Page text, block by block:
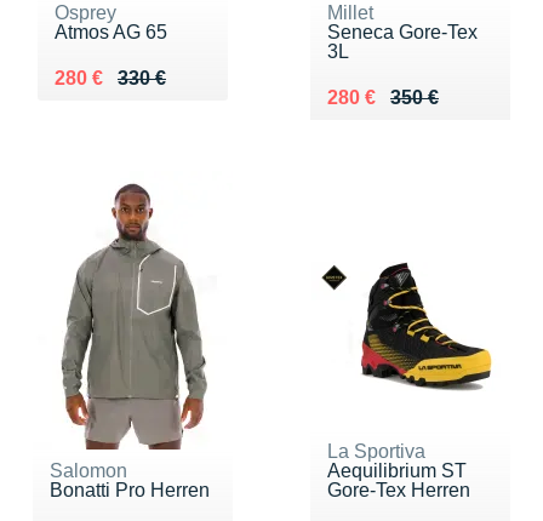
Osprey
Atmos AG 65
330 €
Au lieu de 330 €
280 €
Vendu 280 €
Millet
Seneca Gore-Tex
3L
350 €
Au lieu de 350 €
280 €
Vendu 280 €
Salomon
Bonatti Pro Herren
La Sportiva
Aequilibrium ST
Gore-Tex Herren